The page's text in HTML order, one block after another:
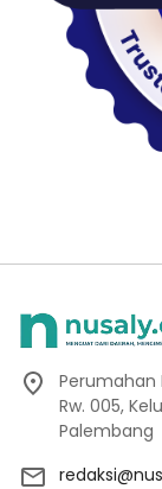
Perumahan
Rw. 005,
Palembang